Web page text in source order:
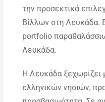
την προσεκτικά
Βίλλων στη Λευκάδα.
portfolio
Λευκάδα.
Η Λευκάδα ξεχωρίζει
ελληνικών νησιών,